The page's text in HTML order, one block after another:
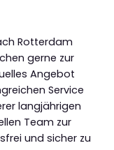
Rotterdam
gerne zur
Angebot
Service
langjährigen
Team zur
und sicher zu